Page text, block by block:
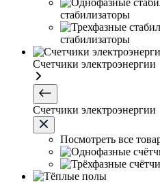
стабилизаторы
стабилизаторы
Счетчики электроэнергии
Счетчики электроэнергии
Посмотреть все